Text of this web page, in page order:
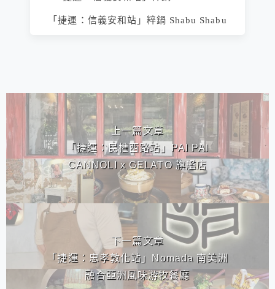
「捷運：信義安和站」粹鍋 Shabu Shabu
相連文章
上一篇文章
「捷運：民權西路站」PAI PAI
CANNOLI x GELATO 旗艦店
下一篇文章
「捷運：忠孝敦化站」Nomada 南美洲
融合亞洲風味游牧餐廳